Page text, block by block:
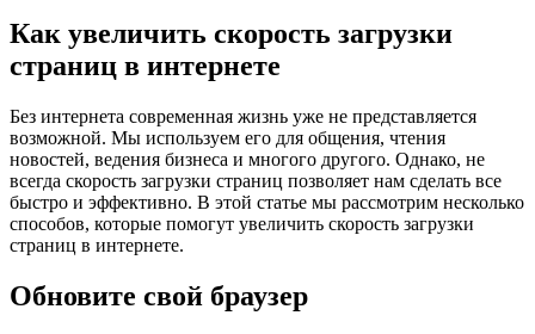
Как увеличить скорость загрузки
страниц в интернете
Без интернета современная жизнь уже не представляется
возможной. Мы используем его для общения, чтения
новостей, ведения бизнеса и многого другого. Однако, не
всегда скорость загрузки страниц позволяет нам сделать все
быстро и эффективно. В этой статье мы рассмотрим несколько
способов, которые помогут увеличить скорость загрузки
страниц в интернете.
Обновите свой браузер